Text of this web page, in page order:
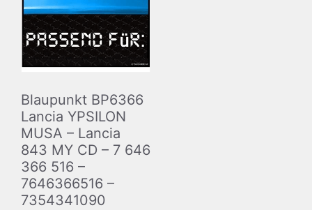
Blaupunkt BP6366
Lancia YPSILON
MUSA – Lancia
843 MY CD – 7 646
366 516 –
7646366516 –
7354341090